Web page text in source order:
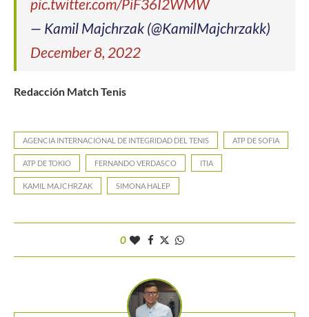
pic.twitter.com/PiF36I2WMW
— Kamil Majchrzak (@KamilMajchrzakk)
December 8, 2022
Redacción Match Tenis
AGENCIA INTERNACIONAL DE INTEGRIDAD DEL TENIS ATP DE SOFIA
ATP DE TOKIO FERNANDO VERDASCO ITIA
KAMIL MAJCHRZAK SIMONA HALEP
0